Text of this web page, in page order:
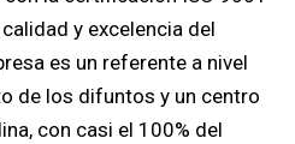
y excelencia del
es un referente a nivel
de los difuntos y un centro
con casi el 100% del